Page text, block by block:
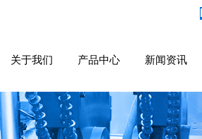
关于我们 产品中心 新闻资讯